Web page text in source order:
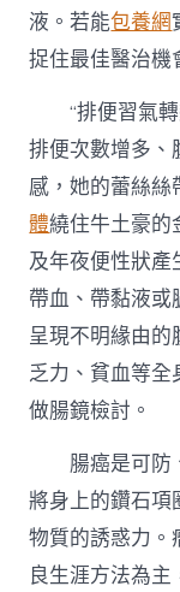
液。若能包養網
捉住最佳醫治機
“排便習氣
排便次數增多、
感，她的蕾絲
體繞住牛土豪的
及年夜便性狀
帶血、帶黏液或
呈現不明緣由的
乏力、貧血等全
做腸鏡檢討。
腸癌是可防
將身上的鑽石項
物質的誘惑力
良生涯方法為